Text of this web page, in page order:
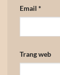
Email *
Trang web